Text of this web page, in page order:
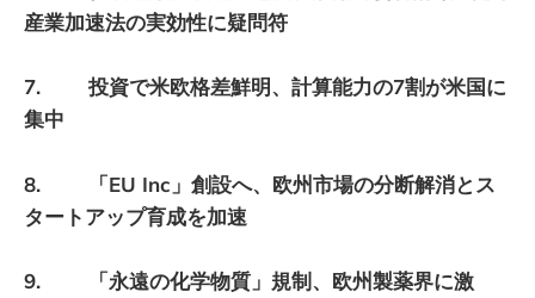
産業加速法の実効性に疑問符
7. 投資で米欧格差鮮明、計算能力の7割が米国に
集中
8. 「EU Inc」創設へ、欧州市場の分断解消とス
タートアップ育成を加速
9. 「永遠の化学物質」規制、欧州製薬界に激